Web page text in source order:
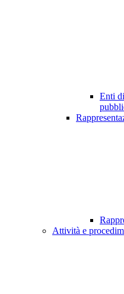
Enti
Attività e